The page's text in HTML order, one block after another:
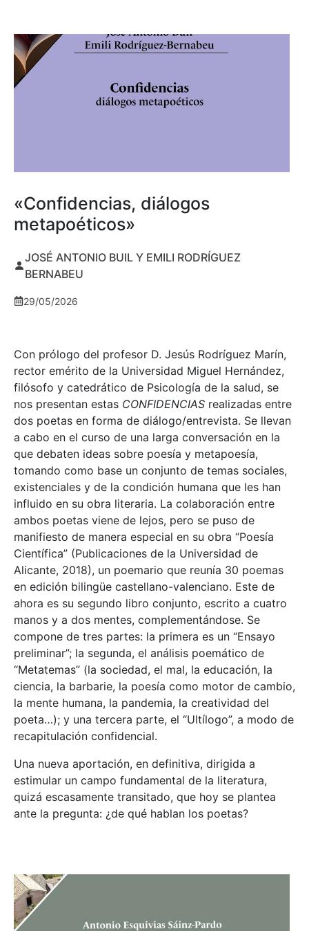
«Confidencias, diálogos
metapoéticos»
JOSÉ ANTONIO BUIL Y EMILI RODRÍGUEZ
BERNABEU
29/05/2026
Con prólogo del profesor D. Jesús Rodríguez Marín,
rector emérito de la Universidad Miguel Hernández,
filósofo y catedrático de Psicología de la salud, se
nos presentan estas CONFIDENCIAS realizadas entre
dos poetas en forma de diálogo/entrevista. Se llevan
a cabo en el curso de una larga conversación en la
que debaten ideas sobre poesía y metapoesía,
tomando como base un conjunto de temas sociales,
existenciales y de la condición humana que les han
influido en su obra literaria. La colaboración entre
ambos poetas viene de lejos, pero se puso de
manifiesto de manera especial en su obra “Poesía
Científica” (Publicaciones de la Universidad de
Alicante, 2018), un poemario que reunía 30 poemas
en edición bilingüe castellano-valenciano. Este de
ahora es su segundo libro conjunto, escrito a cuatro
manos y a dos mentes, complementándose. Se
compone de tres partes: la primera es un “Ensayo
preliminar”; la segunda, el análisis poemático de
“Metatemas” (la sociedad, el mal, la educación, la
ciencia, la barbarie, la poesía como motor de cambio,
la mente humana, la pandemia, la creatividad del
poeta…); y una tercera parte, el “Ultílogo”, a modo de
recapitulación confidencial.
Una nueva aportación, en definitiva, dirigida a
estimular un campo fundamental de la literatura,
quizá escasamente transitado, que hoy se plantea
ante la pregunta: ¿de qué hablan los poetas?